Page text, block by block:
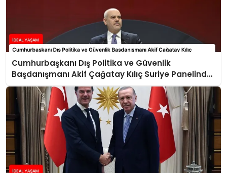
Cumhurbaşkanı Dış Politika ve Güvenlik
Başdanışmanı Akif Çağatay Kılıç Suriye Panelinde
Konuştu